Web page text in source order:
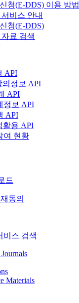
청(E-DDS) 이용 방법
비스 안내
청(E-DDS)
료 검색
API
의정보 API
API
정보 API
API
활용 API
여 현황
드
동의
비스 검색
Materials